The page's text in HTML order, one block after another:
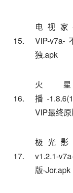
15.
电视家-
VIP-
独.apk
16.
火
播-
VIP最终
17.
极光影
v1.2.1-
版-Jor.apk